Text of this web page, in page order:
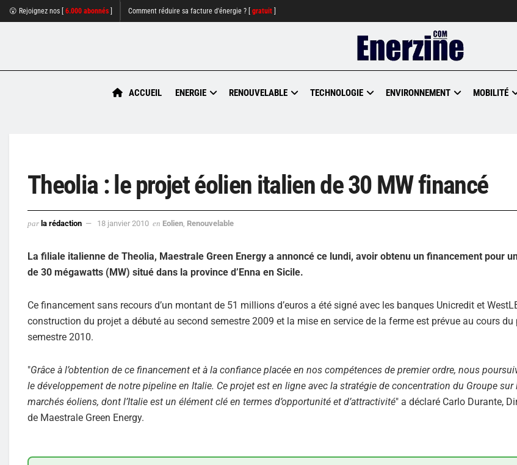
😮 Rejoignez nos [ 6.000 abonnés Comment réduire sa facture d'énergie ? [ gratuit
ACCUEIL ENERGIE RENOUVELABLE TECHNOLOGIE ENVIRONNEMENT MOBILITÉ
Theolia : le projet éolien italien de 30 MW financé
par la rédaction 18 janvier 2010 en Eolien Renouvelable
La filiale italienne de Theolia, Maestrale Green Energy a annoncé ce lundi, avoir obtenu un financement pour
de 30 mégawatts (MW) situé dans la province d’Enna en Sicile.
Ce financement sans recours d’un montant de 51 millions d’euros a été signé avec les banques Unicredit et
construction du projet a débuté au second semestre 2009 et la mise en service de la ferme est prévue au cours du
semestre 2010.
"Grâce à l’obtention de ce financement et à la confiance placée en nos compétences de premier ordre, nous
le développement de notre pipeline en Italie. Ce projet est en ligne avec la stratégie de concentration du Groupe
marchés éoliens, dont l’Italie est un élément clé en termes d’opportunité et d’attractivité" a déclaré Carlo Durante,
de Maestrale Green Energy.